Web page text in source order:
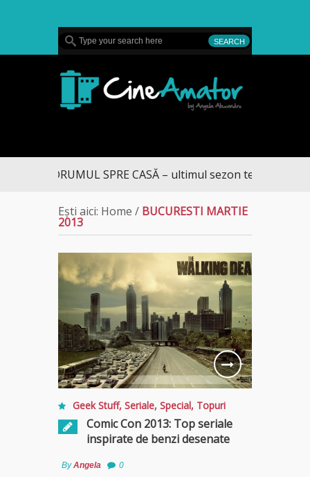
DRUMUL SPRE CASĂ – ultimul sezon te aduce la
Ești aici: Home / BUCURESTI MARTIE
2013
Geek Stuff, Seriale, Special, Topuri
Comic Con 2013: Top seriale
inspirate de benzi desenate
ByAngela 0